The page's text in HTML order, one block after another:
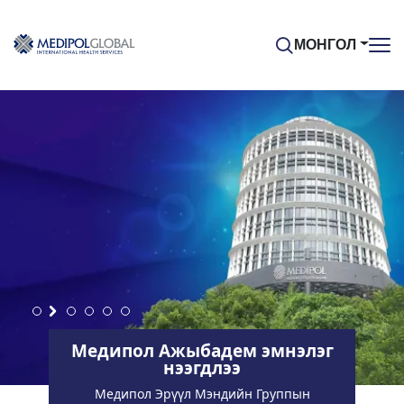
МОНГОЛ
Медипол Ажыбадем эмнэлэг
нээгдлээ
Медипол Эрүүл Мэндийн Группын